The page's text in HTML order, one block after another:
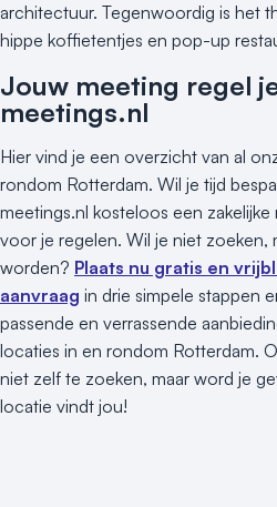
architectuur. Tegenwoordig is het
hippe koffietentjes en pop-up
Jouw meeting regel
meetings.nl
Hier vind je een overzicht van al
rondom Rotterdam. Wil je tijd
meetings.nl kosteloos een
voor je regelen. Wil je niet zoeken,
worden? Plaats nu gratis en
aanvraag in drie simpele stappen
passende en verrassende
locaties in en rondom Rotterdam.
niet zelf te zoeken, maar word je
locatie vindt jou!